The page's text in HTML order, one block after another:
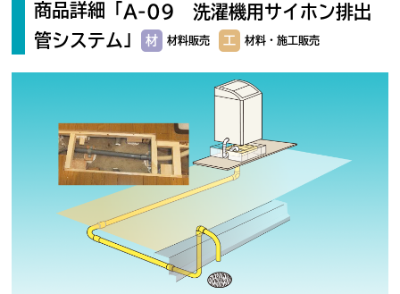
情報（リノブログ）
商品詳細「 A-09 洗濯機用サイホン排出
管システム 」 材 材料販売 工 材料・施工販売